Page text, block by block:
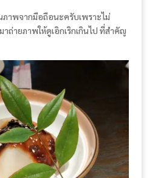
าพจากมือถือนะครับเพราะไม่
ถ่ายภาพให้ดูเอิกเริกเกินไป ที่สำคัญ